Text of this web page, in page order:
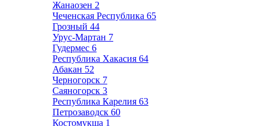
Жанаозен 2
Чеченская Республика 65
Грозный 44
Урус-Мартан 7
Гудермес 6
Республика Хакасия 64
Абакан 52
Черногорск 7
Саяногорск 3
Республика Карелия 63
Петрозаводск 60
Костомукша 1